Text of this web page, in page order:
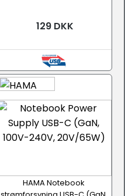
129 DKK
HAMA Notebook